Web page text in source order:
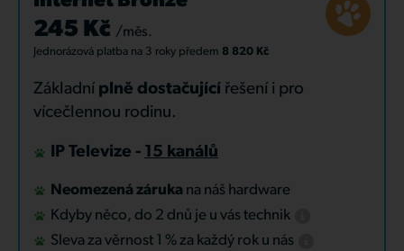
245 Kč /měs.
Jednorázová platba na 3 roky předem 8 820 Kč
Základní plně dostačující řešení i pro
vícečlennou rodinu.
IP Televize - 15 kanálů
Neomezená záruka na náš hardware
Kdyby něco, do 2 dnů je u vás technik
Sleva za věrnost 1 % za každý rok u nás